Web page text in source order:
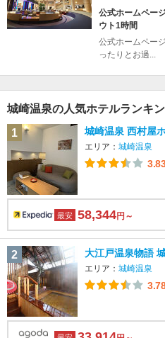
公式ホームペー
ウト1時間
公式ホームペー
ったりとお過...
城崎温泉の人気ホテルランキ
1
城崎温泉 西村屋
エリア： 城崎温泉
3.83
最安 58,344円～
2 大江戸温泉物語
エリア： 城崎温泉
3.78